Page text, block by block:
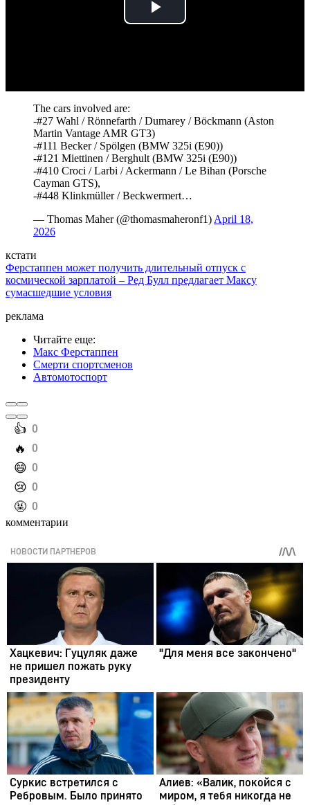
Play
The cars involved are:
-#27 Wahl / Rönnefarth / Dumarey / Böckmann (Aston
Martin Vantage AMR GT3)
-#111 Becker / Spölgen (BMW 325i (E90))
-#121 Miettinen / Berghult (BMW 325i (E90))
-#410 Croci / Larbi / Ackermann / Le Bihan (Porsche
Cayman GTS),
-#448 Klinkmüller / Beckwermert…
— Thomas Maher (@thomasmaheronf1)April 18,
2026
кстати
Ферстаппен может получить длительный отпуск с
космической зарплатой – Ред Булл предлагает Максу
сумасшедшие условия
реклама
Читайте еще:
Макс Ферстаппен
Смерти спортсменов
Автомотоспорт
️👍 0
️🔥 0
️😄 0
️😢 0
️🤬 0
комментарии